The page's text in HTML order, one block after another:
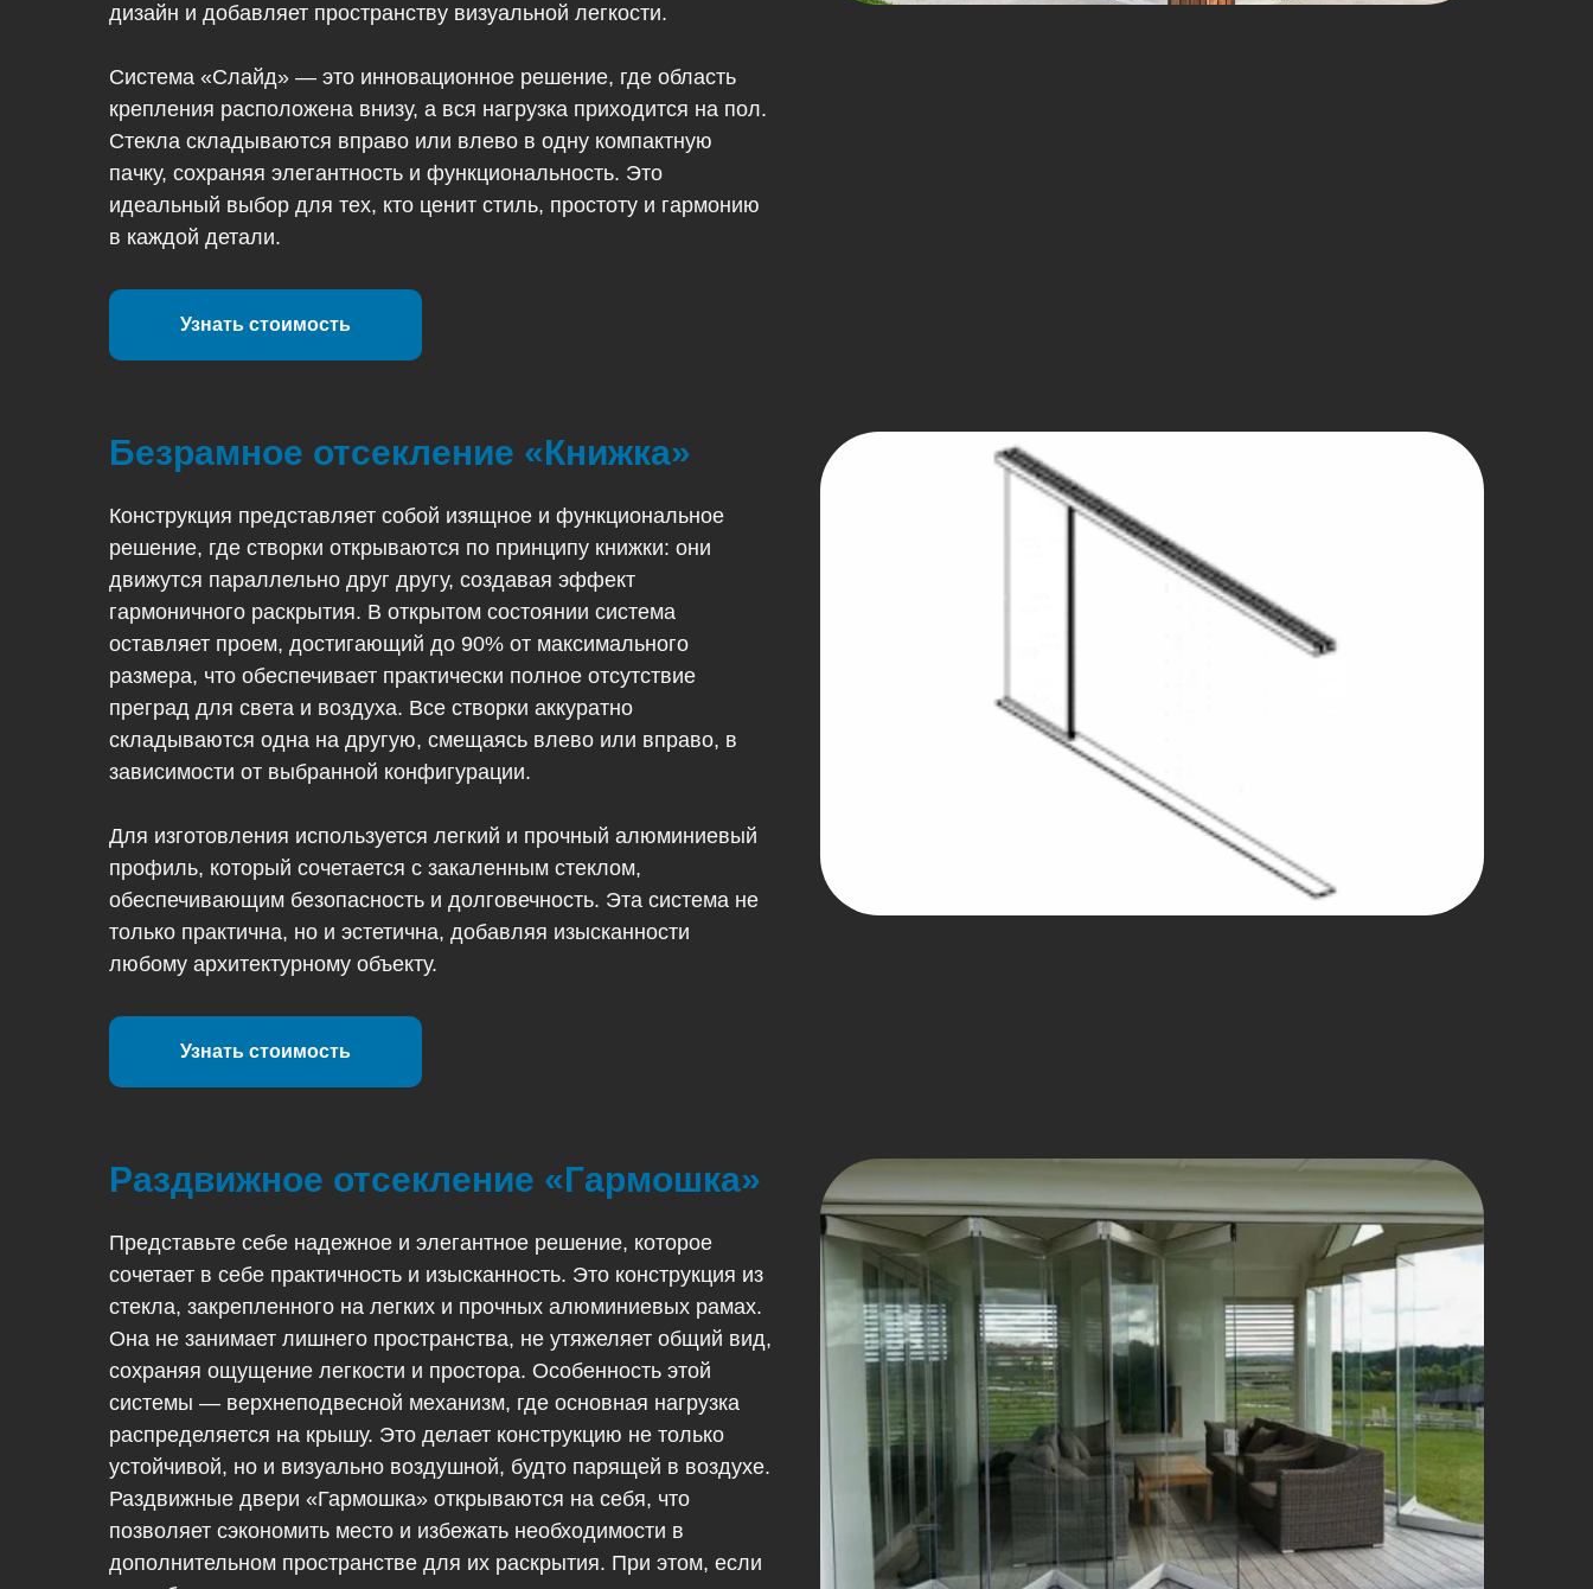
дизайн и добавляет пространству визуальной легкости.
Система «Слайд» — это инновационное решение, где область
крепления расположена внизу, а вся нагрузка приходится на пол.
Стекла складываются вправо или влево в одну компактную
пачку, сохраняя элегантность и функциональность. Это
идеальный выбор для тех, кто ценит стиль, простоту и гармонию
в каждой детали.
Узнать стоимость
Безрамное отсекление «Книжка»
Конструкция представляет собой изящное и функциональное
решение, где створки открываются по принципу книжки: они
движутся параллельно друг другу, создавая эффект
гармоничного раскрытия. В открытом состоянии система
оставляет проем, достигающий до 90% от максимального
размера, что обеспечивает практически полное отсутствие
преград для света и воздуха. Все створки аккуратно
складываются одна на другую, смещаясь влево или вправо, в
зависимости от выбранной конфигурации.
Для изготовления используется легкий и прочный алюминиевый
профиль, который сочетается с закаленным стеклом,
обеспечивающим безопасность и долговечность. Эта система не
только практична, но и эстетична, добавляя изысканности
любому архитектурному объекту.
Узнать стоимость
Раздвижное отсекление «Гармошка»
Представьте себе надежное и элегантное решение, которое
сочетает в себе практичность и изысканность. Это конструкция из
стекла, закрепленного на легких и прочных алюминиевых рамах.
Она не занимает лишнего пространства, не утяжеляет общий вид,
сохраняя ощущение легкости и простора. Особенность этой
системы — верхнеподвесной механизм, где основная нагрузка
распределяется на крышу. Это делает конструкцию не только
устойчивой, но и визуально воздушной, будто парящей в воздухе.
Раздвижные двери «Гармошка» открываются на себя, что
позволяет сэкономить место и избежать необходимости в
дополнительном пространстве для их раскрытия. При этом, если